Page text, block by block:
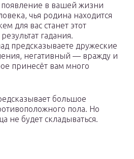
в вашей жизни
чья родина находится
для вас станет этот
гадания.
предсказываете дружеские
негативный — вражду и
принесёт вам много
большое
пола. Но
не будет складываться.